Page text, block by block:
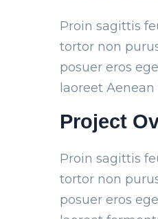
Proin sagittis
tortor non
posuer eros
laoreet
Project
Proin sagittis
tortor non
posuer eros